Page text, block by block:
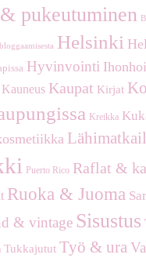
pukeutuminen
Helsinki
Hyvinvointi
Kauneus Kaupat Kirjat
Kreikka
Puerto Rico Raflat &
Ruoka & Juoma
& vintage Sisustus
Tukkajutut Työ & ura